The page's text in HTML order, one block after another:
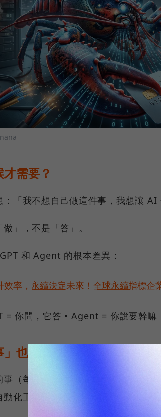
需要？
：「我不想自己做這件事，我想讓 AI
」，不是「答」。
和 Agent 的根本差異：
效率，永續決定未來！全球永續指標
= 你問，它答 • Agent = 你說要幹嘛
也分兩種
事（每天抓報表、自動發通知、定
動化工具 → 如果是要操作軟體畫面